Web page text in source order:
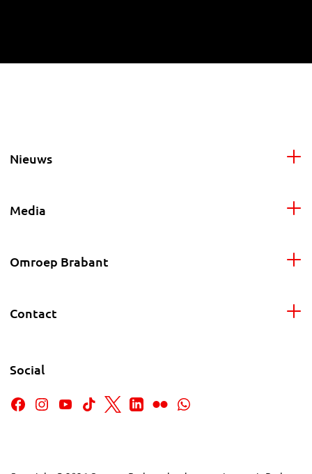
Nieuws
Media
Omroep Brabant
Contact
Social